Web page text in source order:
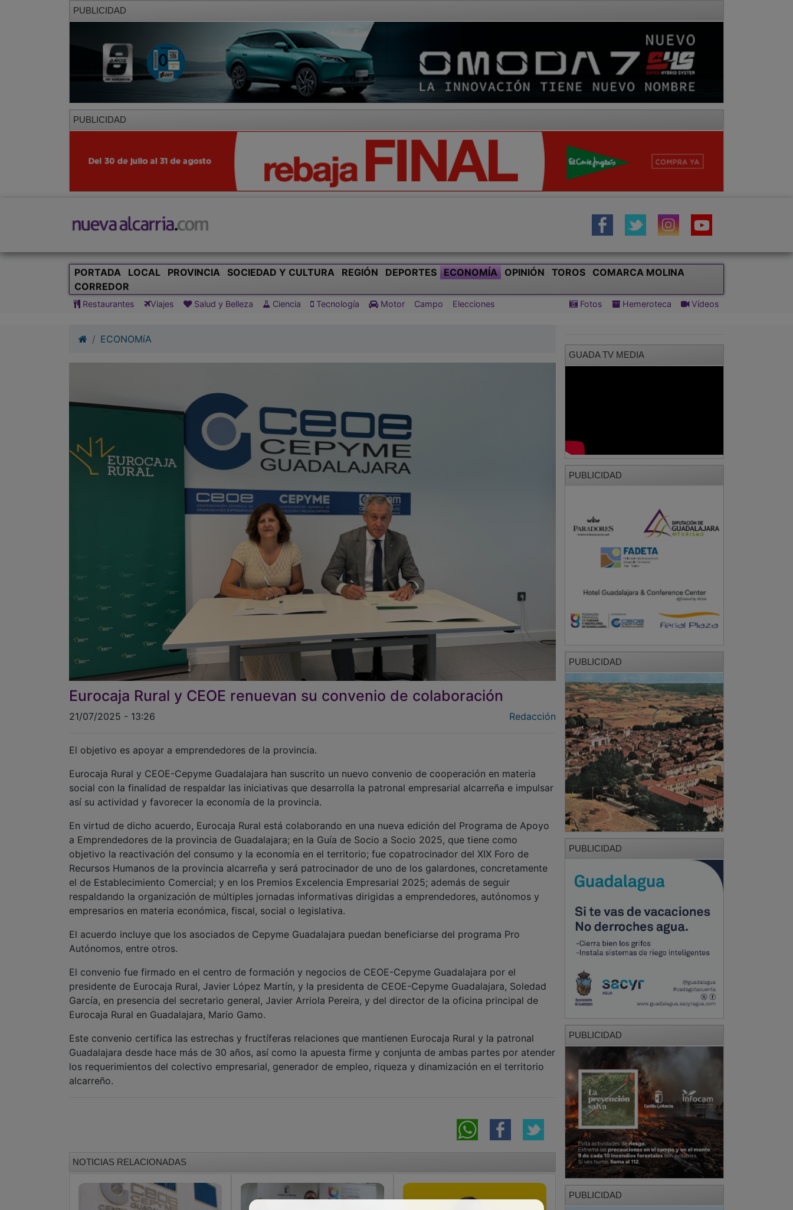
PUBLICIDAD
PUBLICIDAD
PORTADA LOCAL PROVINCIA SOCIEDAD Y CULTURA REGIÓN DEPORTES ECONOMÍA OPINIÓN TOROS
COMARCA MOLINA
CORREDOR
Restaurantes Viajes Salud y Belleza Ciencia Tecnología Motor Campo Elecciones Fotos Hemeroteca Vídeos
ECONOMíA
Eurocaja Rural y CEOE renuevan su convenio de colaboración
21/07/2025 - 13:26 Redacción
El objetivo es apoyar a emprendedores de la provincia.
Eurocaja Rural y CEOE-Cepyme Guadalajara han suscrito un nuevo convenio de cooperación en materia
social con la finalidad de respaldar las iniciativas que desarrolla la patronal empresarial alcarreña e impulsar
así su actividad y favorecer la economía de la provincia.
En virtud de dicho acuerdo, Eurocaja Rural está colaborando en una nueva edición del Programa de Apoyo
a Emprendedores de la provincia de Guadalajara; en la Guía de Socio a Socio 2025, que tiene como
objetivo la reactivación del consumo y la economía en el territorio; fue copatrocinador del XIX Foro de
Recursos Humanos de la provincia alcarreña y será patrocinador de uno de los galardones, concretamente
el de Establecimiento Comercial; y en los Premios Excelencia Empresarial 2025; además de seguir
respaldando la organización de múltiples jornadas informativas dirigidas a emprendedores, autónomos y
empresarios en materia económica, fiscal, social o legislativa.
El acuerdo incluye que los asociados de Cepyme Guadalajara puedan beneficiarse del programa Pro
Autónomos, entre otros.
El convenio fue firmado en el centro de formación y negocios de CEOE-Cepyme Guadalajara por el
presidente de Eurocaja Rural, Javier López Martín, y la presidenta de CEOE-Cepyme Guadalajara, Soledad
García, en presencia del secretario general, Javier Arriola Pereira, y del director de la oficina principal de
Eurocaja Rural en Guadalajara, Mario Gamo.
Este convenio certifica las estrechas y fructíferas relaciones que mantienen Eurocaja Rural y la patronal
Guadalajara desde hace más de 30 años, así como la apuesta firme y conjunta de ambas partes por atender
los requerimientos del colectivo empresarial, generador de empleo, riqueza y dinamización en el territorio
alcarreño.
NOTICIAS RELACIONADAS
GUADA TV MEDIA
PUBLICIDAD
PUBLICIDAD
PUBLICIDAD
PUBLICIDAD
PUBLICIDAD